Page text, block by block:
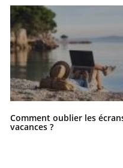
Comment oublier les
vacances ?